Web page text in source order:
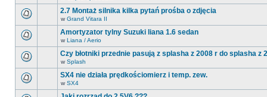
postów.
ma
nowych
nieprzeczytanych
postów.
forum
ma
nowych
nieprzeczytanych
postów.
forum
ma
nowych
nieprzeczytanych
postów.
2.7 Montaż silnika kilka pytań prośba o zdjęcia
w Grand Vitara II
forum
ma
nowych
nieprzeczytanych
postów.
Amortyzator tylny Suzuki liana 1.6 sedan
w Liana / Aerio
forum
ma
Czy błotniki przednie pasują z splasha z 2008 r do splasha z
w Splash
SX4 nie działa prędkościomierz i temp. zew.
w SX4